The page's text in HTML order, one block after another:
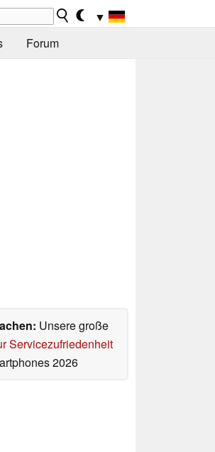
▼
Forum
Unsere große
Servicezufriedenheit
2026